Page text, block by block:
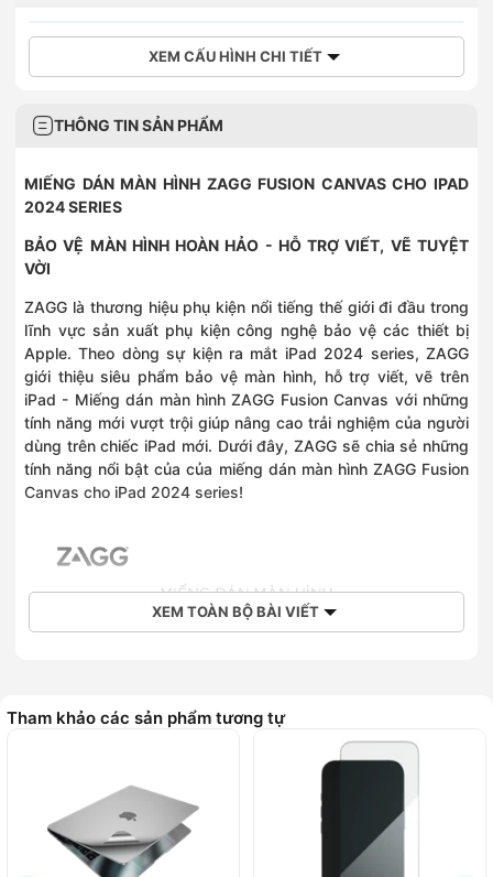
XEM CẤU HÌNH CHI TIẾT
THÔNG TIN SẢN PHẨM
MIẾNG DÁN MÀN HÌNH ZAGG FUSION CANVAS CHO IPAD
2024 SERIES
BẢO VỆ MÀN HÌNH HOÀN HẢO - HỖ TRỢ VIẾT, VẼ TUYỆT
VỜI
ZAGG là thương hiệu phụ kiện nổi tiếng thế giới đi đầu trong
lĩnh vực sản xuất phụ kiện công nghệ bảo vệ các thiết bị
Apple. Theo dòng sự kiện ra mắt iPad 2024 series, ZAGG
giới thiệu siêu phẩm bảo vệ màn hình, hỗ trợ viết, vẽ trên
iPad - Miếng dán màn hình ZAGG Fusion Canvas với những
tính năng mới vượt trội giúp nâng cao trải nghiệm của người
dùng trên chiếc iPad mới. Dưới đây, ZAGG sẽ chia sẻ những
tính năng nổi bật của của miếng dán màn hình ZAGG Fusion
Canvas cho iPad 2024 series!
XEM TOÀN BỘ BÀI VIẾT
Tham khảo các sản phẩm tương tự